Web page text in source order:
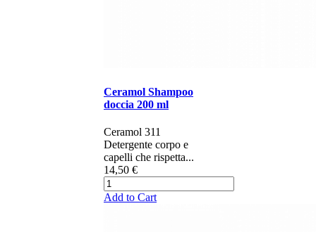
Ceramol Shampoo
doccia 200 ml
Ceramol 311 ​​​​
Detergente corpo e
capelli che rispetta...
14,50 €
Add to Cart